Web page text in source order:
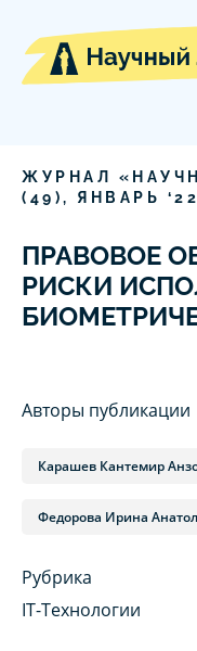
ЖУРНАЛ
( 49 ), ЯНВАРЬ ‘22
ПРАВОВОЕ
РИСКИ
Авторы публикации
Карашев Кантемир
Федорова Ирина
Рубрика
IT-Технологии